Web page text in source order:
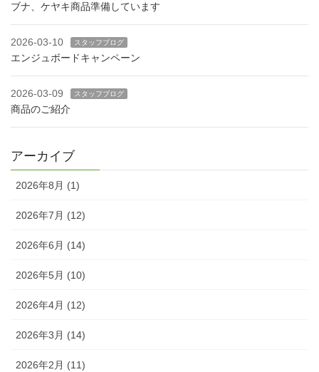
ブナ、ケヤキ商品準備しています
2026-03-10 スタッフブログ
エンジュボードキャンペーン
2026-03-09 スタッフブログ
商品のご紹介
アーカイブ
2026年8月 (1)
2026年7月 (12)
2026年6月 (14)
2026年5月 (10)
2026年4月 (12)
2026年3月 (14)
2026年2月 (11)